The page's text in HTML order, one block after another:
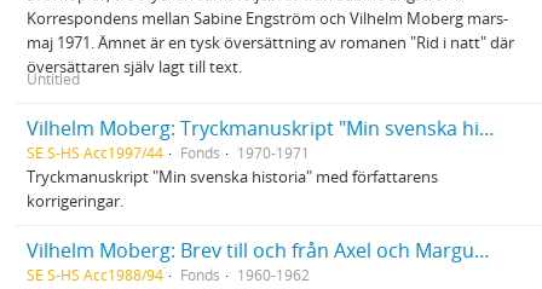
Korrespondens mellan Sabine Engström och Vilhelm Moberg mars-
maj 1971. Ämnet är en tysk översättning av romanen "Rid i natt" där
översättaren själv lagt till text.
Untitled
Vilhelm Moberg: Tryckmanuskript "Min svenska historia"
SE S-HS Acc1997/44 Fonds 1970-1971
Tryckmanuskript "Min svenska historia" med författarens
korrigeringar.
Vilhelm Moberg: Brev till och från Axel och Marguerite Wenner-Gren
SE S-HS Acc1988/94 Fonds 1960-1962